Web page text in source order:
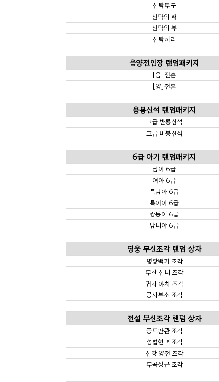
신탁투구
신탁의 패
신탁의 부
신탁허리
음양전인장 랜덤패키지
[음]전혼
[양]전혼
용봉신석 랜덤패키지
고급 반룡신석
고급 비봉신석
6급 아기 랜덤패키지
남아 6급
여아 6급
특남아 6급
특여아 6급
쌍둥이 6급
남녀야 6급
영웅 무신조각 랜덤 상자
명장백기 조각
무산 신녀 조각
귀사 야차 조각
공자부소 조각
전설 무신조각 랜덤 상자
풍도판관 조각
성법현녀 조각
신장 양전 조각
무곡성군 조각